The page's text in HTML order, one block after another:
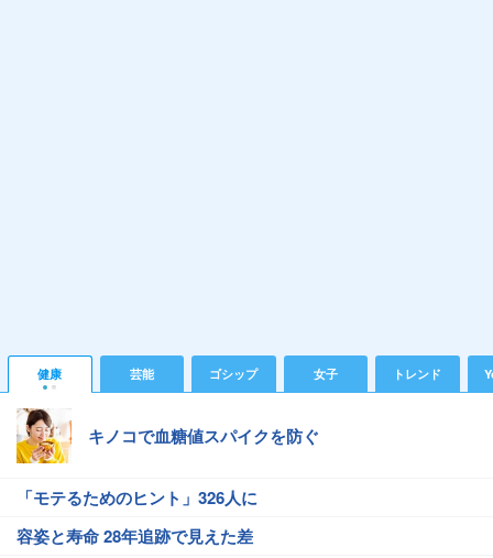
健康 芸能 ゴシップ 女子 トレンド
キノコで血糖値スパイクを防ぐ
「モテるためのヒント」326人に
容姿と寿命 28年追跡で見えた差